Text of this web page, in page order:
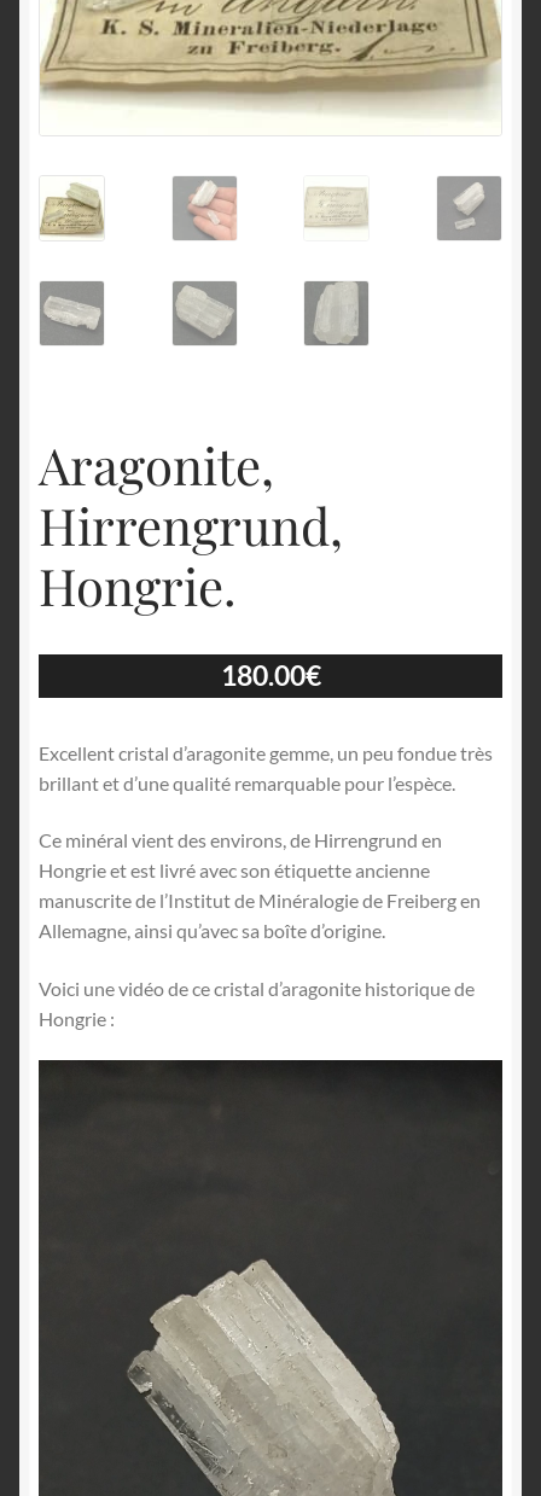
Aragonite,
Hirrengrund,
Hongrie.
180.00€
Excellent cristal d’aragonite gemme, un peu fondue très
brillant et d’une qualité remarquable pour l’espèce.
Ce minéral vient des environs, de Hirrengrund en
Hongrie et est livré avec son étiquette ancienne
manuscrite de l’Institut de Minéralogie de Freiberg en
Allemagne, ainsi qu’avec sa boîte d’origine.
Voici une vidéo de ce cristal d’aragonite historique de
Hongrie :